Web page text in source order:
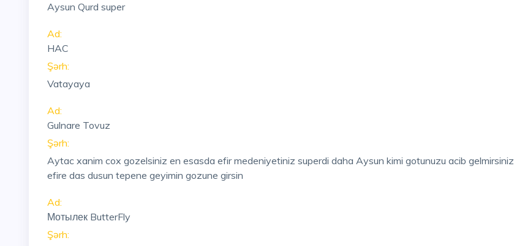
Aysun Qurd super
Ad:
HAC
Şərh:
Vatayaya
Ad:
Gulnare Tovuz
Şərh:
Aytac xanim cox gozelsiniz en esasda efir medeniyetiniz superdi daha Aysun kimi gotunuzu acib gelmirsiniz
efire das dusun tepene geyimin gozune girsin
Ad:
Мотылек ButterFly
Şərh: